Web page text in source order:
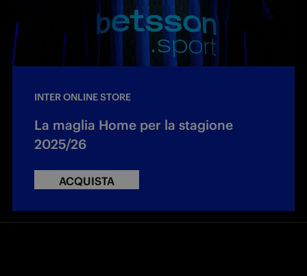
INTER ONLINE STORE
La maglia Home per la stagione
2025/26
ACQUISTA